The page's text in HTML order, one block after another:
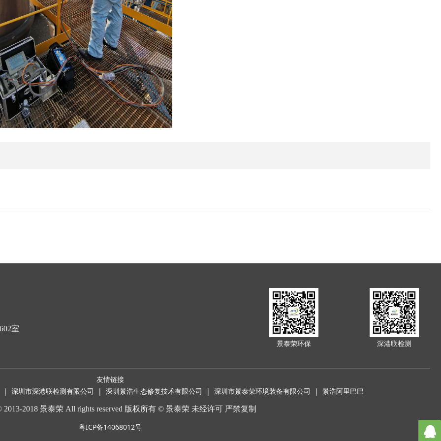
室
景泰荣环保 深港联检测
友情链接
| 深圳市深港联检测有限公司 | 深圳景浩生态修复技术有限公司 | 深圳市景泰荣环境装备有限公司 | 景浩阿里巴巴
2013-2018 景泰荣 All rights reserved 版权所有 © 景泰荣 未经许可 严禁复制
粤ICP备14068012号